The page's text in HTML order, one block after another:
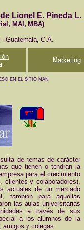
Lionel E. Pineda L.
MAI, MBA)
Guatemala, C.A.
Marketing
EN EL SITIO MANDE UN E-MAIL
de temas de carácter
que tienen o tendrán la
para el crecimiento
clientes y colaboradores),
actuales de un mercado
también para aquellas
las aulas universitarias
a través de sus
a los alumnos de la
amigos y colegas.